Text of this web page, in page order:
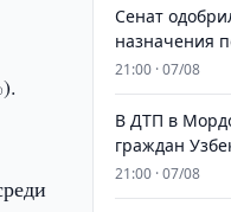
Сенат
назначения
21:00 · 07/08
В ДТП в
граждан
21:00 · 07/08